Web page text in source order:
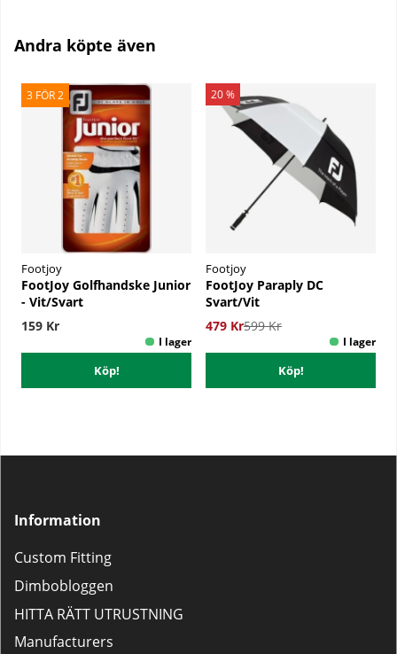
Andra köpte även
3 FÖR 2
Footjoy
FootJoy Golfhandske Junior
- Vit/Svart
159 Kr
Köp!
20 %
Footjoy
FootJoy Paraply DC
Svart/Vit
479 Kr599 Kr
Köp!
Information
Custom Fitting
Dimbobloggen
HITTA RÄTT UTRUSTNING
Manufacturers